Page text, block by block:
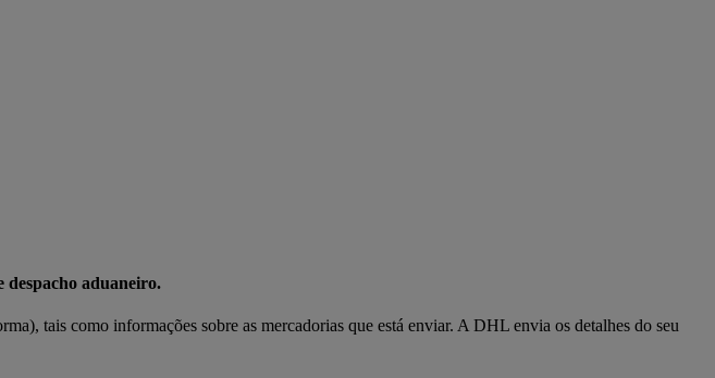
despacho aduaneiro.
tais como informações sobre as mercadorias que está enviar. A DHL envia os detalhes do seu